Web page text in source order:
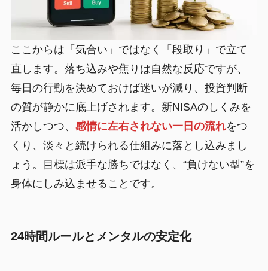
ここからは「気合い」ではなく「段取り」で立て
直します。落ち込みや焦りは自然な反応ですが、
毎日の行動を決めておけば迷いが減り、投資判断
の質が静かに底上げされます。新NISAのしくみを
活かしつつ、 感情に左右されない一日の流れをつ
くり、淡々と続けられる仕組みに落とし込みまし
ょう。目標は派手な勝ちではなく、“負けない型”を
身体にしみ込ませることです。
24時間ルールとメンタルの安定化